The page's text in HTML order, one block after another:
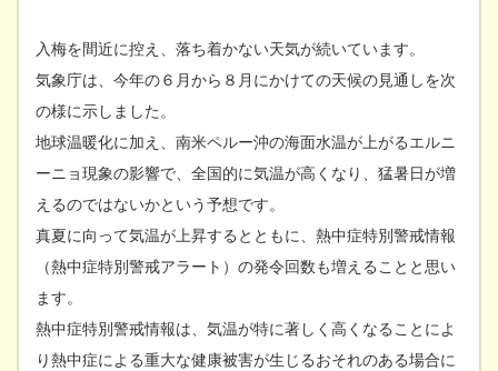
入梅を間近に控え、落ち着かない天気が続いています。
気象庁は、今年の６月から８月にかけての天候の見通しを次
の様に示しました。
地球温暖化に加え、南米ペルー沖の海面水温が上がるエルニ
ーニョ現象の影響で、全国的に気温が高くなり、猛暑日が増
えるのではないかという予想です。
真夏に向って気温が上昇するとともに、熱中症特別警戒情報
（熱中症特別警戒アラート）の発令回数も増えることと思い
ます。
熱中症特別警戒情報は、気温が特に著しく高くなることによ
り熱中症による重大な健康被害が生じるおそれのある場合に